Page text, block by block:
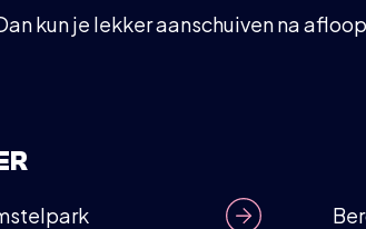
kun je lekker aanschuiven na